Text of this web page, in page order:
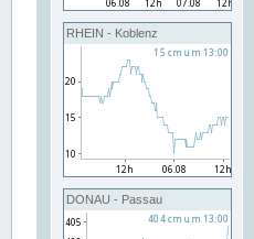
RHEIN - Koblenz
DONAU - Passau